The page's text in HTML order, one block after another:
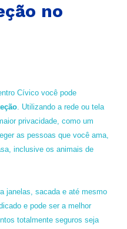
no
Cívico você pode
. Utilizando a rede ou tela
privacidade, como um
as pessoas que você ama,
inclusive os animais de
janelas, sacada e até mesmo
e pode ser a melhor
totalmente seguros seja